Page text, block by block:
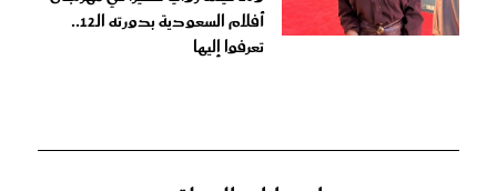
أفلام السعودية بدورته الـ12..
تعرفوا إليها